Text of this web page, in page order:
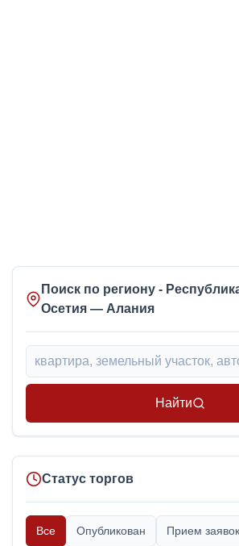
Поиск по региону -
Осетия — Алания
Найти
Статус торгов
Все Опубликован Прием заявок